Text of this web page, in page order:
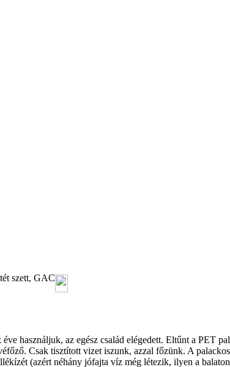
szett, GAC
éve használjuk, az egész család elégedett. Eltűnt a PET
Csak tisztított vizet iszunk, azzal főzünk. A
(azért néhány jófajta víz még létezik, ilyen a